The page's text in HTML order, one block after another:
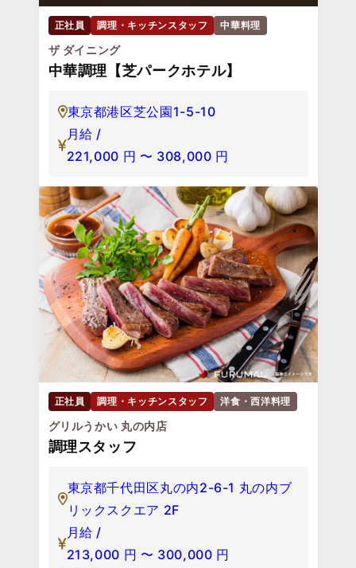
正社員 調理・キッチンスタッフ 中華料理
ザ ダイニング
中華調理【芝パークホテル】
東京都港区芝公園1-5-10
月給 /
221,000 円 〜 308,000 円
正社員 調理・キッチンスタッフ 洋食・西洋料理
グリルうかい 丸の内店
調理スタッフ
東京都千代田区丸の内2-6-1 丸の内ブ
リックスクエア 2F
月給 /
213,000 円 〜 300,000 円